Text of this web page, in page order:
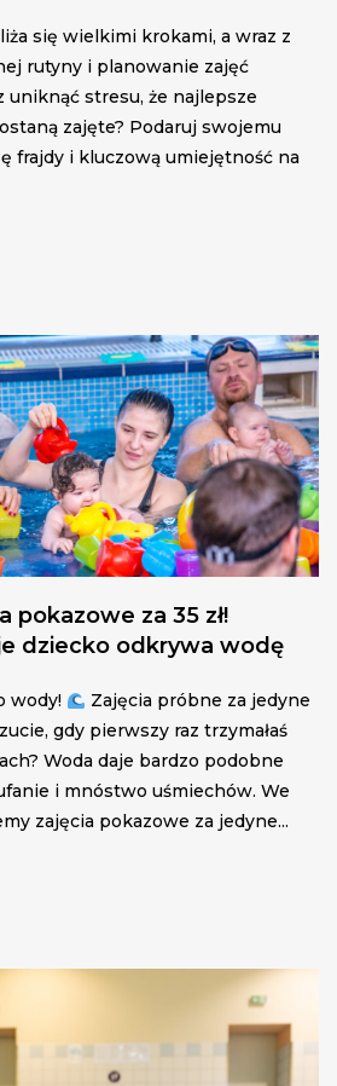
się wielkimi krokami, a wraz z
rutyny i planowanie zajęć
uniknąć stresu, że najlepsze
zajęte? Podaruj swojemu
frajdy i kluczową umiejętność na
pokazowe za 35 zł!
dziecko odkrywa wodę
wody!
Zajęcia próbne za jedyne
gdy pierwszy raz trzymałaś
Woda daje bardzo podobne
i mnóstwo uśmiechów. We
zajęcia pokazowe za jedyne...